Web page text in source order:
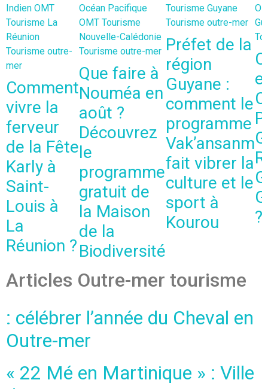
Indien OMT
Tourisme La
Réunion
Tourisme outre-
mer
Comment
vivre la
ferveur
de la Fête
Karly à
Saint-
Louis à
La
Réunion ?
Océan Pacifique
OMT Tourisme
Nouvelle-Calédonie
Tourisme outre-mer
Que faire à
Nouméa en
août ?
Découvrez
le
programme
gratuit de
la Maison
de la
Biodiversité
Tourisme Guyane
Tourisme outre-mer
Préfet de la
région
Guyane :
comment le
programme
Vak’ansanm
fait vibrer la
culture et le
sport à
Kourou
?
Articles Outre-mer tourisme
: célébrer l’année du Cheval en
Outre-mer
« 22 Mé en Martinique » : Ville